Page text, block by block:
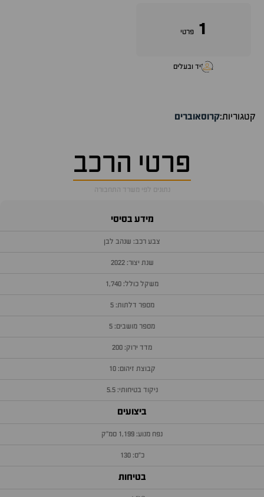
1 פרטי
יד ובעלים
קטגוריות:קרוסאוברים
פרטי הרכב
נתונים לפי משרד התחבורה
מידע בסיסי
צבע רכב: שנהב לבן
שנת יצור: 2022
משקל כולל: 1,740
מספר דלתות: 5
מספר מושבים: 5
מדד ירוק: 200
קבוצת זיהום: 10
ניקוד בטיחותי: 5.5
ביצועים
נפח מנוע: 1,199 סמ״ק
כ״ס: 130
בטיחות